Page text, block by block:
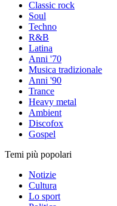
Classic rock
Soul
Techno
R&B
Latina
Anni '70
Musica tradizionale
Anni '90
Trance
Heavy metal
Ambient
Discofox
Gospel
Temi più popolari
Notizie
Cultura
Lo sport